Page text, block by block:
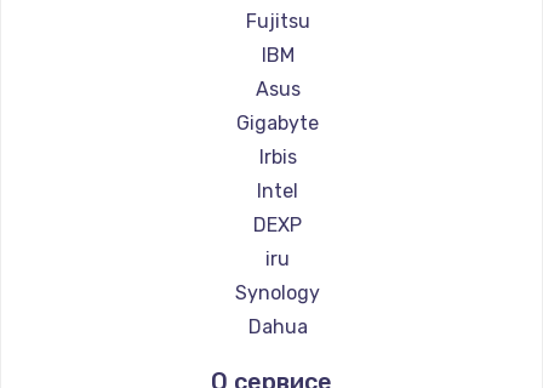
Заказать
Замена сигнальной лампы
1200 руб.
Заказать
Замена системной платы
Заказать
2500 руб.
Fujitsu
IBM
Asus
Gigabyte
Irbis
Intel
DEXP
iru
Synology
Dahua
О сервисе